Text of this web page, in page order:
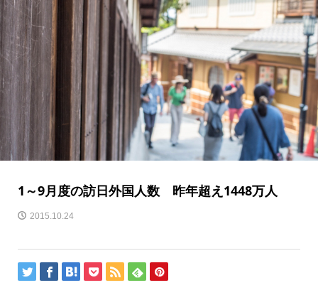
1～9月度の訪日外国人数 昨年超え1448万人
2015.10.24